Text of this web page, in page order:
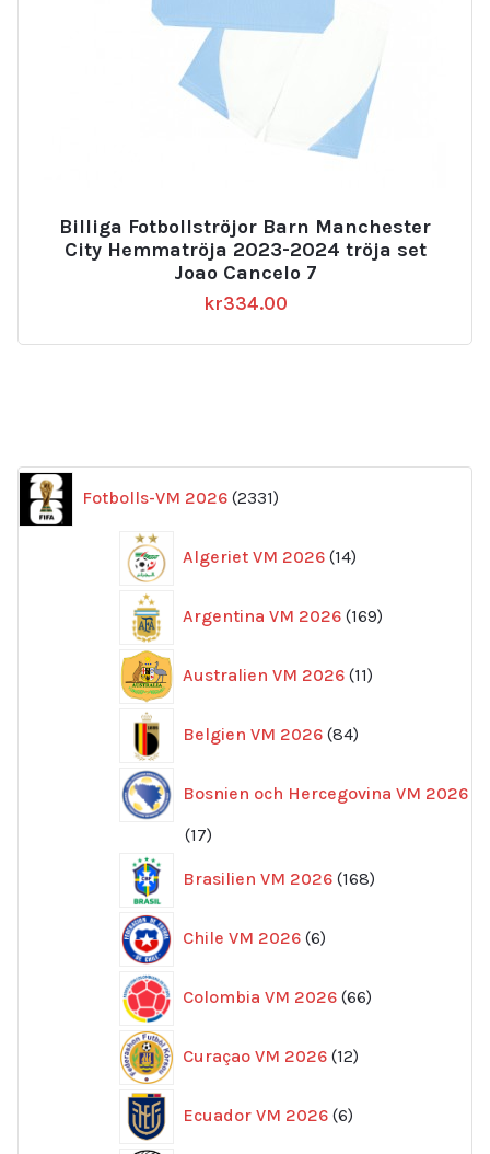
Billiga Fotbollströjor Barn Manchester
City Hemmatröja 2023-2024 tröja set
Joao Cancelo 7
kr334.00
Fotbolls-VM 2026 2331
produkter
Algeriet VM 2026 14
produkter
Argentina VM 2026 169
produkter
Australien VM 2026 11
produkter
Belgien VM 2026 84
produkter
Bosnien och Hercegovina VM 2026
1717
Brasilien VM 2026 168
produkter
Chile VM 2026 6
produkter
Colombia VM 2026 66
produkter
Curaçao VM 2026 12
produkter
Ecuador VM 2026 6
produkter